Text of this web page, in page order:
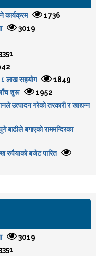
कार्यक्रम
1736
3019
लाख सहयोग
1849
शुरू
1952
उत्पादन गरेको तरकारी र खाद्यन्न
बाढीले बगाएको राममन्दिरका
रुपैयाको बजेट पारित
3019